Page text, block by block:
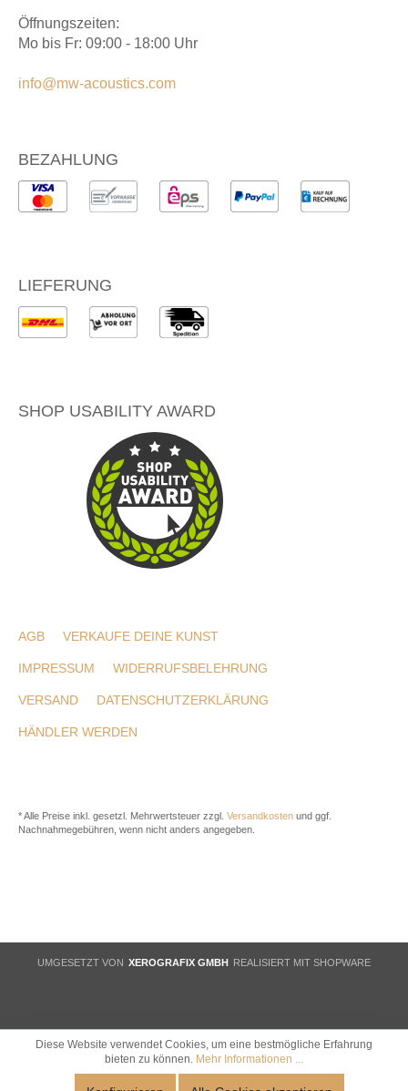
Öffnungszeiten:
Mo bis Fr: 09:00 - 18:00 Uhr
info@mw-acoustics.com
BEZAHLUNG
LIEFERUNG
SHOP USABILITY AWARD
AGB VERKAUFE DEINE KUNST
IMPRESSUM WIDERRUFSBELEHRUNG
VERSAND DATENSCHUTZERKLÄRUNG
HÄNDLER WERDEN
* Alle Preise inkl. gesetzl. Mehrwertsteuer zzgl. Versandkosten und ggf.
Nachnahmegebühren, wenn nicht anders angegeben.
UMGESETZT VON XEROGRAFIX GMBH REALISIERT MIT SHOPWARE
Diese Website verwendet Cookies, um eine bestmögliche Erfahrung
bieten zu können. Mehr Informationen ...